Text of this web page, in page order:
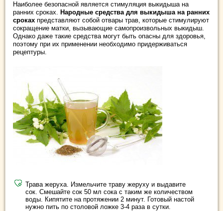
Наиболее безопасной является стимуляция выкидыша на
ранних сроках. Народные средства для выкидыша на ранних
сроках представляют собой отвары трав, которые стимулируют
сокращение матки, вызывающие самопроизвольных выкидыш.
Однако даже такие средства могут быть опасны для здоровья,
поэтому при их применении необходимо придерживаться
рецептуры.
Трава жеруха. Измельчите траву жеруху и выдавите
сок. Смешайте сок 50 мл сока с таким же количеством
воды. Кипятите на протяжении 2 минут. Готовый настой
нужно пить по столовой ложке 3-4 раза в сутки.